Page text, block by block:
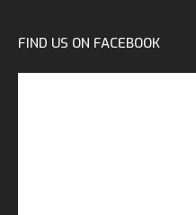
FIND US ON FACEBOOK